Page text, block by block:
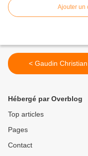
Ajouter un
< Gaudin Christian
Hébergé par Overblog
Top articles
Pages
Contact